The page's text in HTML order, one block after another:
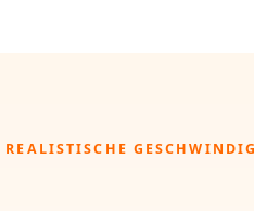
REALISTISCHE